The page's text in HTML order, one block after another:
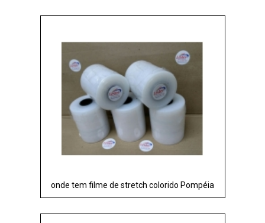
onde tem filme de stretch colorido Pompéia